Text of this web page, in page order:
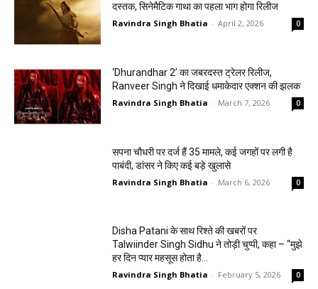
दस्तक, सिनेमैटिक गाथा का पहला भाग होगा रिलीज
Ravindra Singh Bhatia - April 2, 2026 0
‘Dhurandhar 2’ का जबरदस्त ट्रेलर रिलीज,
Ranveer Singh ने दिखाई धमाकेदार एक्शन की झलक
Ravindra Singh Bhatia - March 7, 2026 0
सपना चौधरी पर दर्ज हैं 35 मामले, कई जगहों पर लगी है
पाबंदी, डांसर ने किए कई बड़े खुलासे
Ravindra Singh Bhatia - March 6, 2026 0
Disha Patani के साथ रिश्ते की खबरों पर
Talwiinder Singh Sidhu ने तोड़ी चुप्पी, कहा – “मुझे
हर दिन प्यार महसूस होता है…
Ravindra Singh Bhatia - February 5, 2026 0